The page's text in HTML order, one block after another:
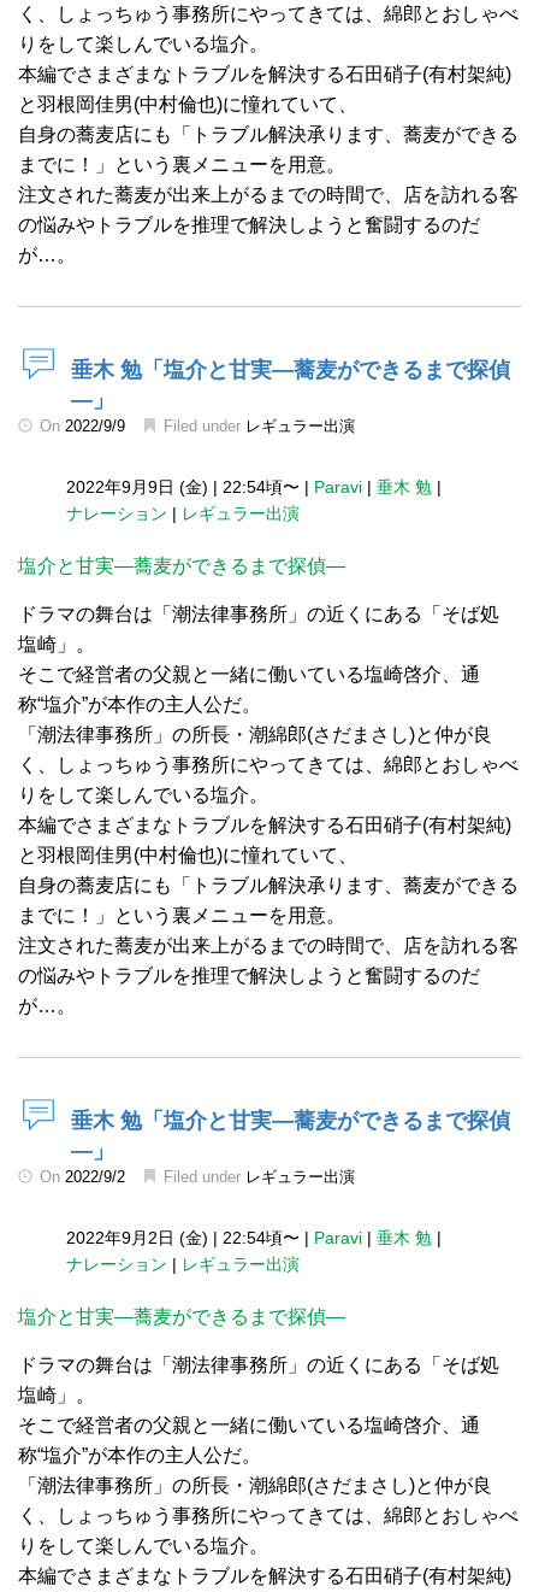
く、しょっちゅう事務所にやってきては、綿郎とおしゃべ
りをして楽しんでいる塩介。
本編でさまざまなトラブルを解決する石田硝子(有村架純)
と羽根岡佳男(中村倫也)に憧れていて、
自身の蕎麦店にも「トラブル解決承ります、蕎麦ができる
までに！」という裏メニューを用意。
注文された蕎麦が出来上がるまでの時間で、店を訪れる客
の悩みやトラブルを推理で解決しようと奮闘するのだ
が…。
垂木 勉「塩介と甘実―蕎麦ができるまで探偵
―」
On 2022/9/9 Filed under レギュラー出演
2022年9月9日 (金) | 22:54頃〜 | Paravi | 垂木 勉 |
ナレーション | レギュラー出演
塩介と甘実―蕎麦ができるまで探偵―
ドラマの舞台は「潮法律事務所」の近くにある「そば処
塩崎」。
そこで経営者の父親と一緒に働いている塩崎啓介、通
称“塩介”が本作の主人公だ。
「潮法律事務所」の所長・潮綿郎(さだまさし)と仲が良
く、しょっちゅう事務所にやってきては、綿郎とおしゃべ
りをして楽しんでいる塩介。
本編でさまざまなトラブルを解決する石田硝子(有村架純)
と羽根岡佳男(中村倫也)に憧れていて、
自身の蕎麦店にも「トラブル解決承ります、蕎麦ができる
までに！」という裏メニューを用意。
注文された蕎麦が出来上がるまでの時間で、店を訪れる客
の悩みやトラブルを推理で解決しようと奮闘するのだ
が…。
垂木 勉「塩介と甘実―蕎麦ができるまで探偵
―」
On 2022/9/2 Filed under レギュラー出演
2022年9月2日 (金) | 22:54頃〜 | Paravi | 垂木 勉 |
ナレーション | レギュラー出演
塩介と甘実―蕎麦ができるまで探偵―
ドラマの舞台は「潮法律事務所」の近くにある「そば処
塩崎」。
そこで経営者の父親と一緒に働いている塩崎啓介、通
称“塩介”が本作の主人公だ。
「潮法律事務所」の所長・潮綿郎(さだまさし)と仲が良
く、しょっちゅう事務所にやってきては、綿郎とおしゃべ
りをして楽しんでいる塩介。
本編でさまざまなトラブルを解決する石田硝子(有村架純)